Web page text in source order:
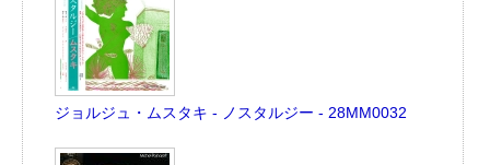
ジョルジュ・ムスタキ - ノスタルジー - 28MM0032